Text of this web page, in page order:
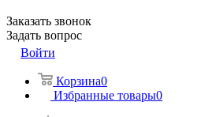
Заказать звонок
Задать вопрос
Войти
Корзина0
Избранные товары0